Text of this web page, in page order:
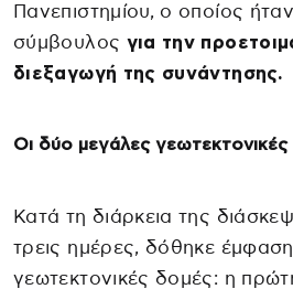
Πανεπιστημίου, ο οποίος
σύμβουλος για την
διεξαγωγή της συνάντησης.
Οι δύο μεγάλες
Κατά τη διάρκεια της
τρεις ημέρες, δόθηκε
γεωτεκτονικές δομές: η